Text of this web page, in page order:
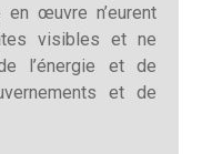
œuvre n’eurent
visibles et ne
l’énergie et de
et de